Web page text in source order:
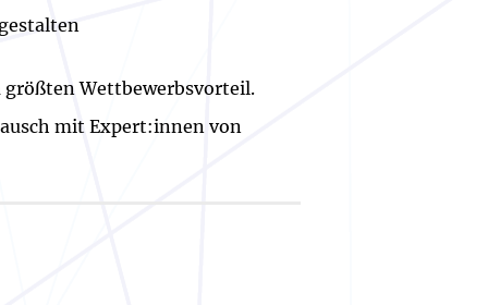
Wettbewerbsvorteil.
mit Expert:innen von